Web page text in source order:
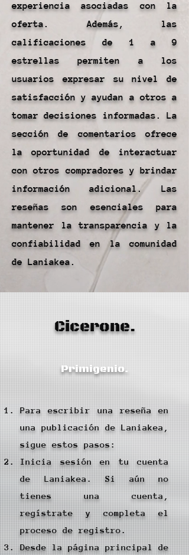
experiencia asociadas con la
oferta. Además, las
calificaciones de 1 a 9
estrellas permiten a los
usuarios expresar su nivel de
satisfacción y ayudan a otros a
tomar decisiones informadas. La
sección de comentarios ofrece
la oportunidad de interactuar
con otros compradores y brindar
información adicional. Las
reseñas son esenciales para
mantener la transparencia y la
confiabilidad en la comunidad
de Laniakea.
Cicerone.
Primigenio.
Para escribir una reseña en
una publicación de Laniakea,
sigue estos pasos:
Inicia sesión en tu cuenta
de Laniakea. Si aún no
tienes una cuenta,
regístrate y completa el
proceso de registro.
Desde la página principal de